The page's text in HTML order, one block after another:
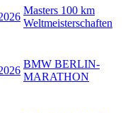
Masters 100 km
Weltmeisterschaften
BMW BERLIN-
MARATHON